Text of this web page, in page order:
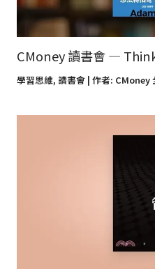
CMoney 讀書會 —
學習思維, 讀書會| 作者: CMoney